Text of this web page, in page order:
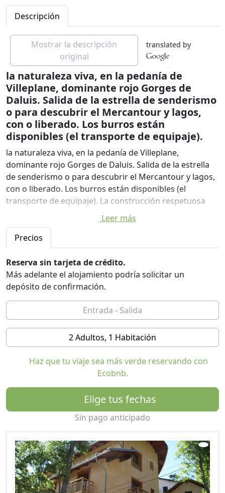
Descripción
Mostrar la descripción
original
translated by
la naturaleza viva, en la pedanía de
Villeplane, dominante rojo Gorges de
Daluis. Salida de la estrella de senderismo
o para descubrir el Mercantour y lagos,
con o liberado. Los burros están
disponibles (el transporte de equipaje).
la naturaleza viva, en la pedanía de Villeplane,
dominante rojo Gorges de Daluis. Salida de la estrella
de senderismo o para descubrir el Mercantour y lagos,
con o liberado. Los burros están disponibles (el
transporte de equipaje). La construcción respetuosa
con el medio ambiente, Ecogîte.
Gite d'Etape y estancia "de la Ecogîte Villeplane". Planta
baja, sala de estar. 1er piso del comedor, 1 habitación
accesible para personas con discapacidad (1 cama 2
pers.) Cuarto de baño con WC. Los dos niveles
superiores: 2 dormitorios 3 personas, 2 dormitorios 4
personas, 2 dormitorios 6 personas. Cada una con
Leer más
Precios
Reserva sin tarjeta de crédito.
Más adelante el alojamiento podría solicitar un
depósito de confirmación.
2 Adultos, 1 Habitación
Haz que tu viaje sea más verde reservando con
Ecobnb.
Elige tus fechas
Sin pago anticipado